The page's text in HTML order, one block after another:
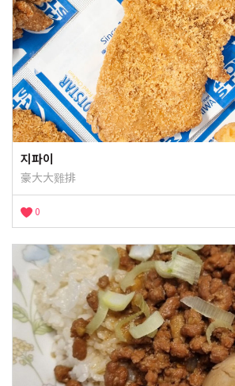
지파이
豪大大雞排
0